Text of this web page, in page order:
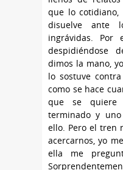
que lo
disuelve ante
ingrávidas. Por
despidiéndose
dimos la mano,
lo sostuve
como se hace
que se
terminado y
ello. Pero el tren
acercarnos, yo
ella me